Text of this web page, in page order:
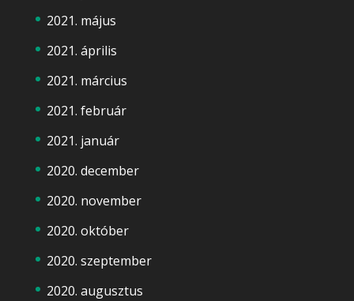
2021. május
2021. április
2021. március
2021. február
2021. január
2020. december
2020. november
2020. október
2020. szeptember
2020. augusztus